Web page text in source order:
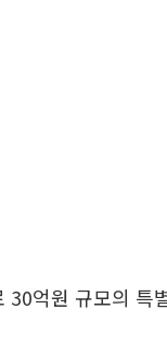
30억원 규모의 특